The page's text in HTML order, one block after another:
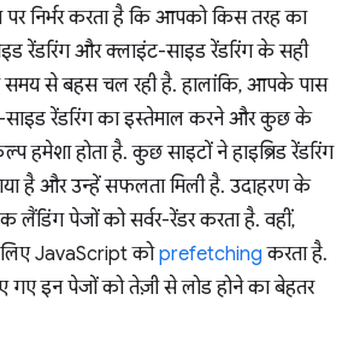
निर्भर करता है कि आपको किस तरह का
रेंडरिंग और क्लाइंट-साइड रेंडरिंग के सही
से बहस चल रही है. हालांकि, आपके पास
रेंडरिंग का इस्तेमाल करने और कुछ के
हमेशा होता है. कुछ साइटों ने हाइब्रिड रेंडरिंग
है और उन्हें सफलता मिली है. उदाहरण के
लैंडिंग पेजों को सर्वर-रेंडर करता है. वहीं,
JavaScript कोprefetching करता है.
गए इन पेजों को तेज़ी से लोड होने का बेहतर